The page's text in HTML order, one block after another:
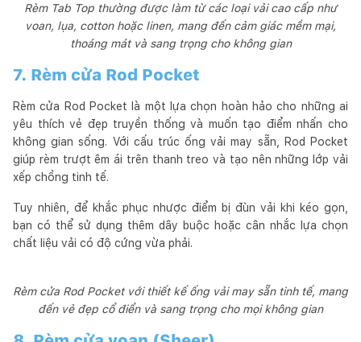
Rèm Tab Top thường được làm từ các loại vải cao cấp như
voan, lụa, cotton hoặc linen, mang đến cảm giác mềm mại,
thoáng mát và sang trọng cho không gian
7. Rèm cửa Rod Pocket
Rèm cửa Rod Pocket là một lựa chọn hoàn hảo cho những ai
yêu thích vẻ đẹp truyền thống và muốn tạo điểm nhấn cho
không gian sống. Với cấu trúc ống vải may sẵn, Rod Pocket
giúp rèm trượt êm ái trên thanh treo và tạo nên những lớp vải
xếp chồng tinh tế.
Tuy nhiên, để khắc phục nhược điểm bị đùn vải khi kéo gọn,
bạn có thể sử dụng thêm dây buộc hoặc cân nhắc lựa chọn
chất liệu vải có độ cứng vừa phải.
Rèm cửa Rod Pocket với thiết kế ống vải may sẵn tinh tế, mang
đến vẻ đẹp cổ điển và sang trọng cho mọi không gian